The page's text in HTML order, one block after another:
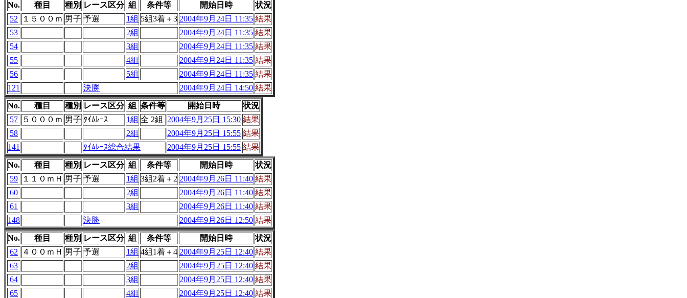
No. 種目 種別 レース区分 組 条件等 開始日時
状況
52
１５００ｍ 男子 予選 1組 5組3着＋3 2004年9月24日 11:35 結果
53
2組 2004年9月24日 11:35 結果
54
3組 2004年9月24日 11:35 結果
55
4組 2004年9月24日 11:35 結果
56
5組 2004年9月24日 11:35 結果
121
決勝 2004年9月24日 14:50 結果
No. 種目 種別 レース区分 組 条件等 開始日時
状況
57
５０００ｍ 男子 ﾀｲﾑﾚｰｽ 1組 全 2組 2004年9月25日 15:30 結果
58
2組 2004年9月25日 15:55 結果
141
ﾀｲﾑﾚｰｽ総合結果 2004年9月25日 15:55 結果
No. 種目 種別 レース区分 組 条件等 開始日時
状況
59
１１０ｍＨ 男子 予選 1組 3組2着＋2 2004年9月26日 11:40 結果
60
2組 2004年9月26日 11:40 結果
61
3組 2004年9月26日 11:40 結果
148
決勝 2004年9月26日 12:50 結果
No. 種目 種別 レース区分 組 条件等 開始日時
状況
62
４００ｍＨ 男子 予選 1組 4組1着＋4 2004年9月25日 12:40 結果
63
2組 2004年9月25日 12:40 結果
64
3組 2004年9月25日 12:40 結果
65
4組 2004年9月25日 12:40 結果